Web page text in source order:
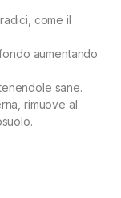
come il
aumentando
sane.
rimuove al